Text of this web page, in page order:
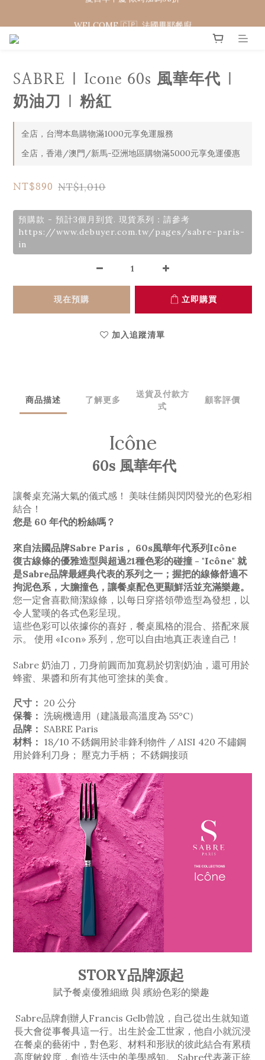
SABRE | Icone 60s 風華年代 |
奶油刀 | 粉紅
全店，台灣本島購物滿1000元享免運服務
全店，香港/澳門/新馬-亞洲地區購物滿5000元享免運優惠
NT$890 NT$1,010
預購款 - 預計3個月到貨. 現貨系列：請參考
https://www.debuyer.com.tw/pages/sabre-paris-
in
現在預購 立即購買
加入追蹤清單
商品描述 了解更多
送貨及付款方
式
顧客評價
Icône
60s 風華年代
讓餐桌充滿大氣的儀式感！ 美味佳餚與閃閃發光的色彩相
結合！
您是 60 年代的粉絲嗎？
來自法國品牌Sabre Paris， 60s風華年代系列Icône
復古線條的優雅造型與超過21種色彩的碰撞 - "Icône" 就
是Sabre品牌最經典代表的系列之一；握把的線條舒適不
拘泥色系，大膽撞色，讓餐桌配色更顯鮮活並充滿樂趣。
您一定會喜歡簡潔線條，以每日穿搭領帶造型為發想，以
令人驚嘆的各式色彩呈現。
這些色彩可以依據你的喜好，餐桌風格的混合、搭配來展
示。 使用 «Icon» 系列，您可以自由地真正表達自己！
Sabre 奶油刀，刀身前圓而加寬易於切割奶油，還可用於
蜂蜜、果醬和所有其他可塗抹的美食。
尺寸： 20 公分
保養： 洗碗機適用（建議最高溫度為 55°C）
品牌： SABRE Paris
材料： 18/10 不銹鋼用於非鋒利物件 / AISI 420 不鏽鋼
用於鋒利刀身； 壓克力手柄； 不銹鋼接頭
STORY品牌源起
賦予餐桌優雅細緻 與 繽紛色彩的樂趣
Sabre品牌創辦人Francis Gelb曾說，自己從出生就知道
長大會從事餐具這一行。出生於金工世家，他自小就沉浸
在餐桌的藝術中，對色彩、材料和形狀的彼此結合有累積
高度敏銳度，創造生活中的美學感知。 Sabre代表著正統